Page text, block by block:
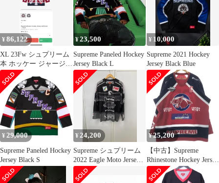
Hockey Jersey) | トップ
ス カットソー 長袖【メ
ンズ】【中古】
¥86,122
XL 23Fw シュプリーム
本 ホッケー ジャージ
マルチCOLOR
¥23,500
Supreme Paneled Hockey
Jersey Black L
¥ 10,000
Supreme 2021 Hockey
Jersey Black Blue
¥ 29,000
Supreme Paneled Hockey
Jersey Black S
¥ 24,200
Supreme シュプリーム
2022 Eagle Moto Jersey
Hockey イーグル モト
ホッケー シャツ XL
¥25,200
【中古】Supreme
Rhinestone Hockey Jersey
ホッケージャージ L
25SS レッド シュプリ